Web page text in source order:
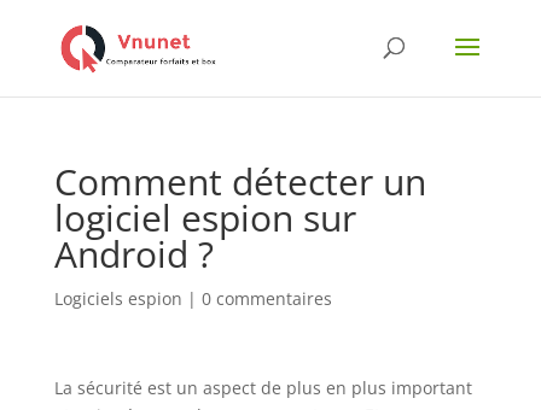
Comment détecter un
logiciel espion sur
Android ?
Logiciels espion | 0 commentaires
La sécurité est un aspect de plus en plus important